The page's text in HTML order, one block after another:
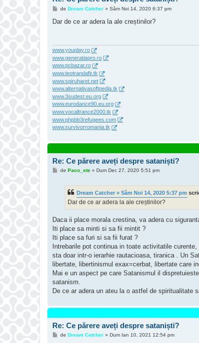
M
s
de Dream Catcher» Sâm Noi 14, 2020 6:37 pm
Dar de ce ar adera la ale creștinilor?
www.youplay.ro
www.generatiapro.ro
www.pcbazar.ro
www.teotrandafir.tk
www.spiruharet.net
www.alternativasoftpedia.tk
www.3sudest.eu.org
www.eurodance90.eu.org
www.vocaltrance2000.tk
www.phpbb3refugees.com
www.survivorromania.tk
Re: Ce părere aveți despre sataniști?
Mde Paco_ste» Dum Dec 27, 2020 5:51 pm
Dream Catcher » Sâm Noi 14, 2020 5:37 pm
Dar de ce ar adera la ale creștinilor?
Daca ii place morala crestina, va adera cu
Iti place sa minti si sa fii mintit ?
Iti place sa furi si sa fii furat ?
Intrebarile pot continua in toate activitatile
sta doar intr-o ierarhie rautacioasa, tiranica . Un
libertate, libertinismul exax=cerbat, libertate care
Mai e un aspect pe care Satanismul il
satanism.
De ce ar adera un ateu la o astfel de spiritualitate
Re: Ce părere aveți despre sataniști?
Mde Dream Catcher» Dum Ian 10, 2021 12:54 pm